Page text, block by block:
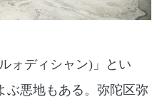
ォディシャン)」とい
ぶ悪地もある。弥陀区弥